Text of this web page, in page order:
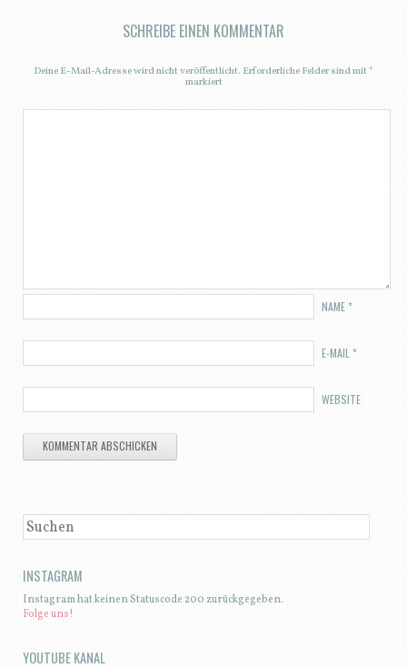
SCHREIBE EINEN KOMMENTAR
Deine E-Mail-Adresse wird nicht veröffentlicht. Erforderliche Felder sind mit*
markiert
NAME*
E-MAIL *
WEBSITE
SUCHEN
INSTAGRAM
Instagram hat keinen Statuscode 200 zurückgegeben.
Folge uns!
YOUTUBE KANAL